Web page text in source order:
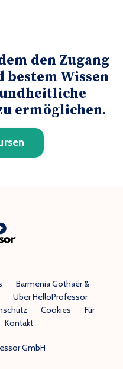
den Zugang
Wissen
ermöglichen.
Barmenia Gothaer &
Über HelloProfessor
Cookies
Für
Kontakt
GmbH